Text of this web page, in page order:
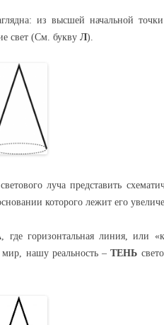
из высшей начальной
свет (См. букву Л).
луча представить
которого лежит его
, где горизонтальная линия, или
нашу реальность –ТЕНЬ